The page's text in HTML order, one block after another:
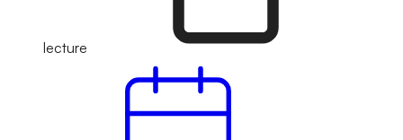
lecture